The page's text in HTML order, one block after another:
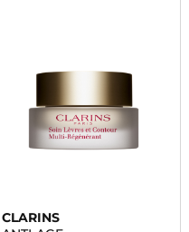
CLARINS